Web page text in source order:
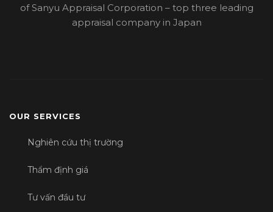
of Sanyu Appraisal Corporation – top three leading
appraisal company in Japan
OUR SERVICES
Nghiên cứu thị trường
Thẩm định giá
Tư vấn đầu tư